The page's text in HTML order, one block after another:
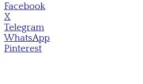
Facebook
X
Telegram
WhatsApp
Pinterest